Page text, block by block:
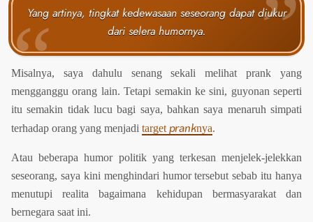
Yang artinya, tingkat kedewasaan seseorang dapat diukur
dari selera humornya.
Misalnya, saya dahulu senang sekali melihat prank yang
mengganggu orang lain. Tetapi semakin ke sini, guyonan seperti
itu semakin tidak lucu bagi saya, bahkan saya menaruh simpati
terhadap orang yang menjadi targetpranknya.
Atau beberapa humor politik yang terkesan menjelek-jelekkan
seseorang, saya kini menghindari humor tersebut sebab itu hanya
menutupi realita bagaimana kehidupan bermasyarakat dan
bernegara saat ini.